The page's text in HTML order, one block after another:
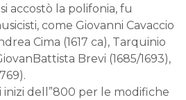
accostò la polifonia, fu
come Giovanni Cavaccio
Cima (1617 ca), Tarquinio
Brevi (1685/1693),
inizi dell”800 per le modifiche